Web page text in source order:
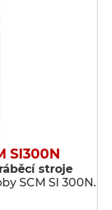
SI300N
stroje
SCM SI 300N.